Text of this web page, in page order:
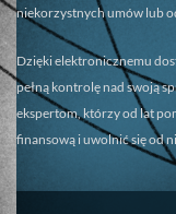
niekorzystnych umów lub
Dzięki elektronicznemu
pełną kontrolę nad swoją
ekspertom, którzy od lat
finansową i uwolnić się od